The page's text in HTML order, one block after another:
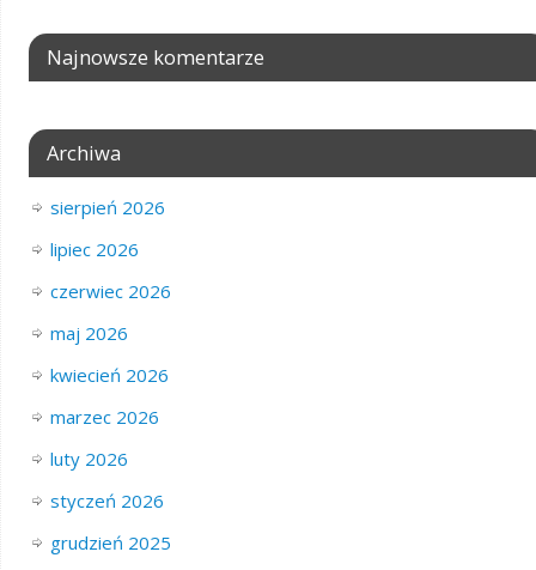
Najnowsze komentarze
Archiwa
sierpień 2026
lipiec 2026
czerwiec 2026
maj 2026
kwiecień 2026
marzec 2026
luty 2026
styczeń 2026
grudzień 2025